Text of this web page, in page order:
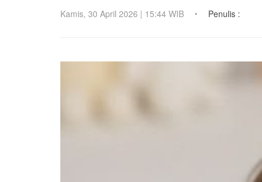
Kamis, 30 April 2026 | 15:44 WIB Penulis :